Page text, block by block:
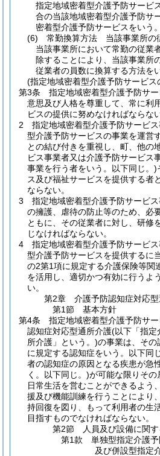
指定地域密着型介護予防サービ
合の当該地域密着型介護予防サ
密着型介護予防サービスをいう。
(6)
常勤換算方法 当該事業所の
当該事業所において常勤の従業
除することにより、当該事業所
従業者の員数に換算する方法をい
(指定地域密着型介護予防サービス
第3条
指定地域密着型介護予防サ
意思及び人格を尊重して、常に利
ビスの提供に努めなければならない
2
指定地域密着型介護予防サービ
型介護予防サービスの事業を運営
との結び付きを重視し、町、他の
ビス事業者又は介護予防サービス
事業を行う者をいう。以下同じ。)
ス及び福祉サービスを提供する者
ならない。
3
指定地域密着型介護予防サービ
の擁護、虐待の防止等のため、必
ともに、その従業者に対し、研修
じなければならない。
4
指定地域密着型介護予防サービ
型介護予防サービスを提供するに
の2第1項に規定する介護保険等関
を活用し、適切かつ有効に行うよ
い。
第2章
介護予防認知症対応
第1節
基本方針
第4条
指定地域密着型介護予防サ
認知症対応型通所介護(以下「指定
所介護」という。)の事業は、その
に規定する認知症をいう。以下同
者の認知症の原因となる疾患が急
く。以下同じ。)が可能な限りその
日常生活を営むことができるよう
援及び機能訓練を行うことにより
持回復を図り、もって利用者の生
目指すものでなければならない。
第2節
人員及び設備に関
第1款
単独型指定介護
及び併設型指定